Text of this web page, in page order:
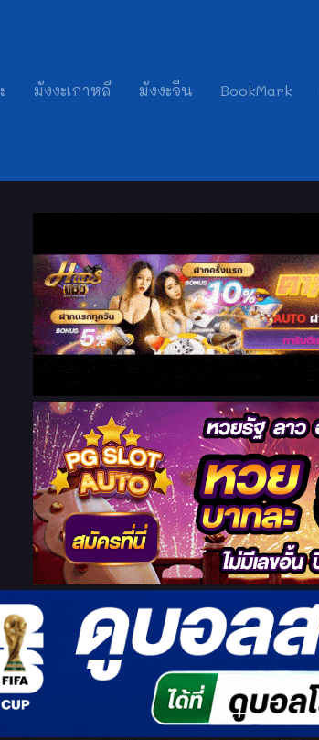
มังงะเกาหลี มังงะจีน BookMark